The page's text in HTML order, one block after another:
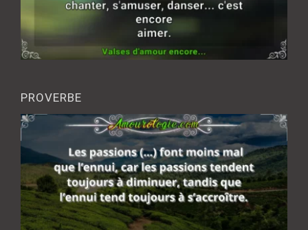
PROVERBE